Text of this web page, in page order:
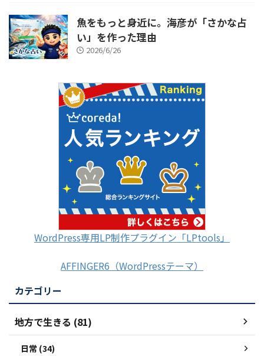
魚をもっと身近に。海彦が「さかな占
い」を作った理由
2026/6/26
WordPress専用LP制作プラグイン「LPtools」
AFFINGER6（WordPressテーマ）
カテゴリー
地方で生きる (81)
日常 (34)